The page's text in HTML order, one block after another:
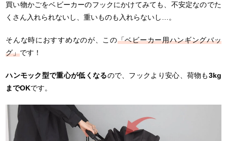
買い物かごをベビーカーのフックにかけてみても、不安定なのでた
くさん入れられないし、重いものも入れらないし…。
そんな時におすすめなのが、この「ベビーカー用ハンギングバッ
グ」です！
ハンモック型で重心が低くなるので、フックより安心、荷物も3kg
までOKです。